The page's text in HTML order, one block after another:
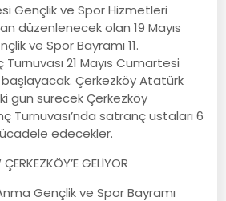
Gençlik ve Spor Hizmetleri
düzenlenecek olan 19 Mayıs
ve Spor Bayramı 11.
21 Mayıs Cumartesi
başlayacak. Çerkezköy Atatürk
gün sürecek Çerkezköy
Turnuvası’nda satranç ustaları 6
edecekler.
GELİYOR
Gençlik ve Spor Bayramı